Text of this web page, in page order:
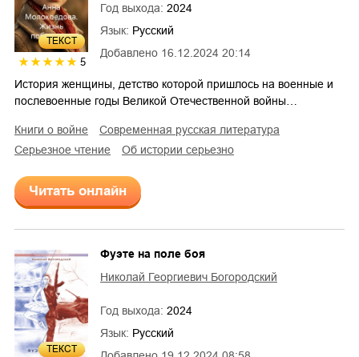
ТЕКСТ
5
Добавлено 16.12.2024 20:14
Год выхода: 2024
Язык: Русский
История женщины, детство которой пришлось на военные и
послевоенные годы Великой Отечественной войны…
книги о войне
современная русская литература
серьезное чтение
об истории серьезно
Читать онлайн
ТЕКСТ
Фуэте на поле боя
Николай Георгиевич Богородский
Год выхода: 2024
Язык: Русский